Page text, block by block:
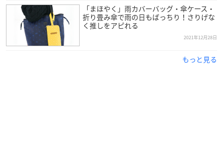
「まほやく」雨カバーバッグ・傘ケース・
折り畳み傘で雨の日もばっちり！さりげな
く推しをアピれる
2021年12月28日
もっと見る